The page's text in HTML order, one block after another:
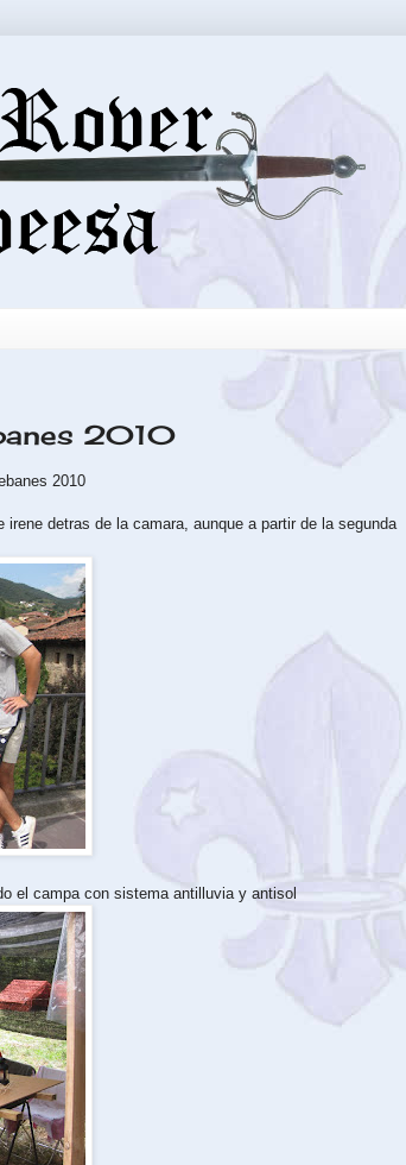
2010
2010
detras de la camara, aunque a partir de la segunda
el campa con sistema antilluvia y antisol